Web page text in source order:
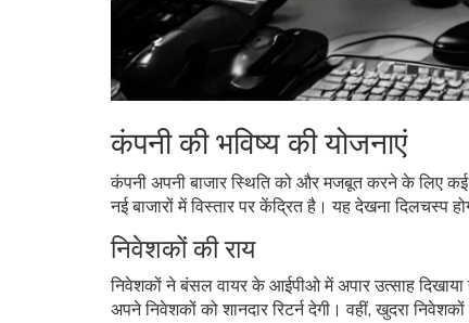
कंपनी की भविष्य की योजनाएं
कंपनी अपनी बाजार स्थिति को और मजबूत करने के लिए कई
नई बाजारों में विस्तार पर केंद्रित है। यह देखना दिलचस्प
निवेशकों की राय
निवेशकों ने बंसल वायर के आईपीओ में अपार उत्साह
अपने निवेशकों को शानदार रिटर्न देगी। वहीं, खुदरा